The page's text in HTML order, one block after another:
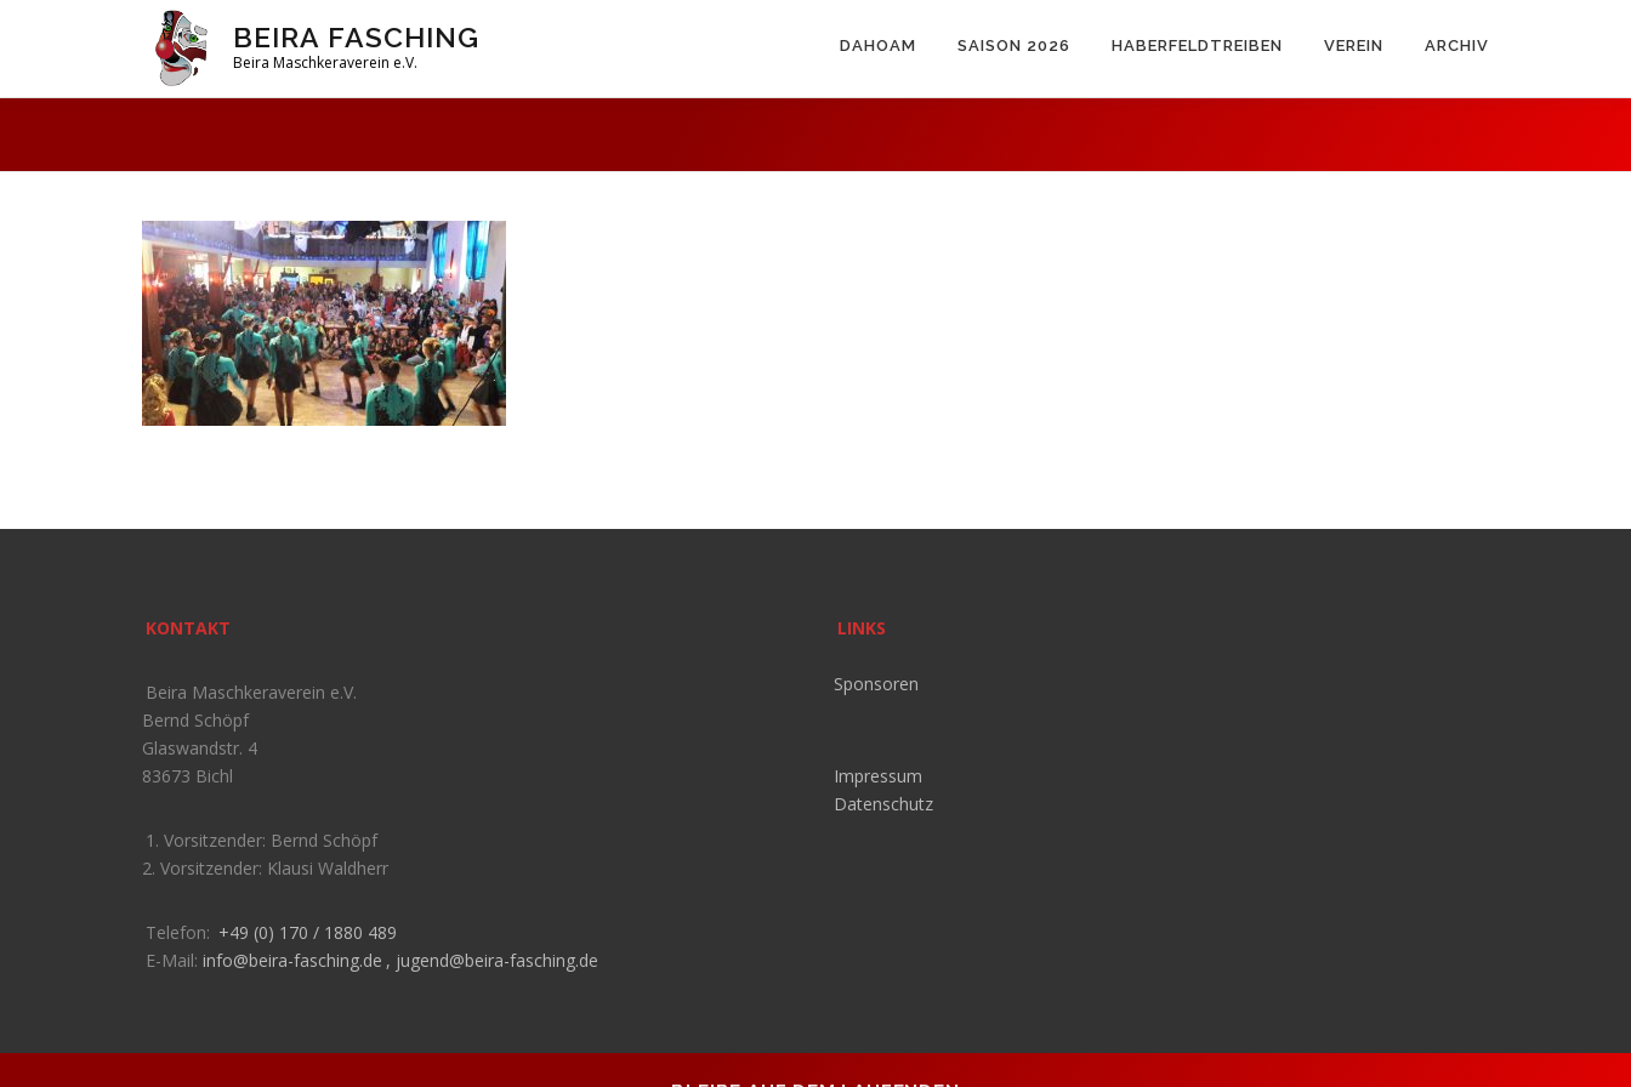
BEIRA FASCHING
Beira Maschkeraverein e.V.
DAHOAM SAISON 2026 HABERFELDTREIBEN VEREIN ARCHIV
KONTAKT
Beira Maschkeraverein e.V.
Bernd Schöpf
Glaswandstr. 4
83673 Bichl
1. Vorsitzender: Bernd Schöpf
2. Vorsitzender: Klausi Waldherr
Telefon: +49 (0) 170 / 1880 489
E-Mail: info@beira-fasching.de , jugend@beira-fasching.de
LINKS
Sponsoren
Impressum
Datenschutz